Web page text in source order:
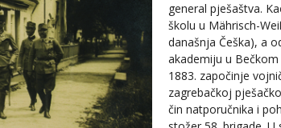
general pješaštva.
školu u Mährisch-
današnja Češka), a
akademiju u
1883. započinje
zagrebačkoj
čin natporučnika i